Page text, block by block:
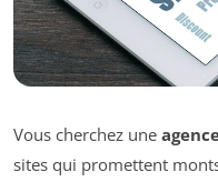
Vous cherchez une
sites qui promettent